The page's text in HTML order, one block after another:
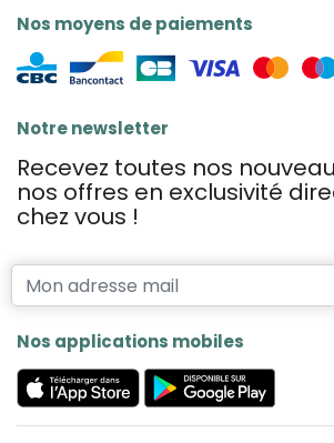
Nos moyens de paiements
Notre newsletter
Recevez toutes nos
nos offres en exclusivité
chez vous !
Nos applications mobiles